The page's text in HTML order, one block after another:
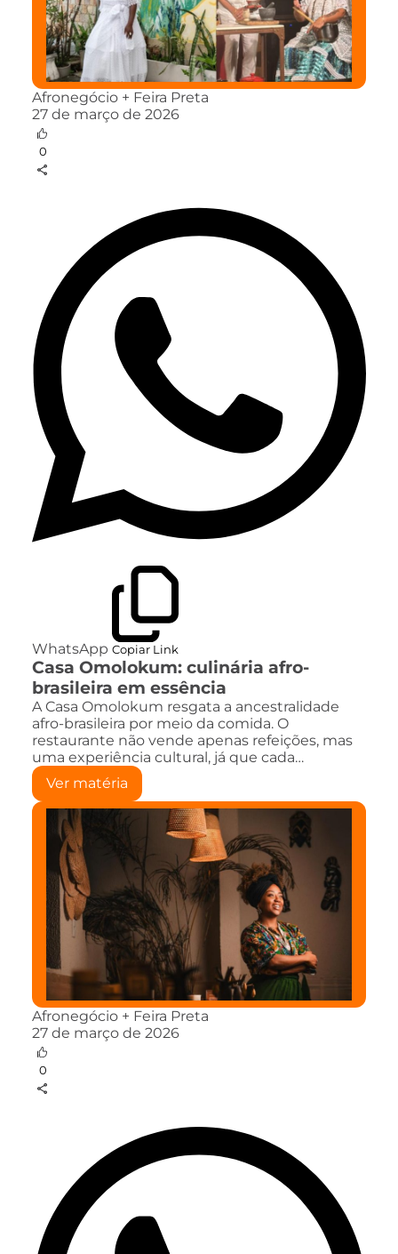
Afronegócio + Feira Preta
27 de março de 2026
0
WhatsApp Copiar Link
Casa Omolokum: culinária afro-
brasileira em essência
A Casa Omolokum resgata a ancestralidade
afro-brasileira por meio da comida. O
restaurante não vende apenas refeições, mas
uma experiência cultural, já que cada…
Ver matéria
Afronegócio + Feira Preta
27 de março de 2026
0